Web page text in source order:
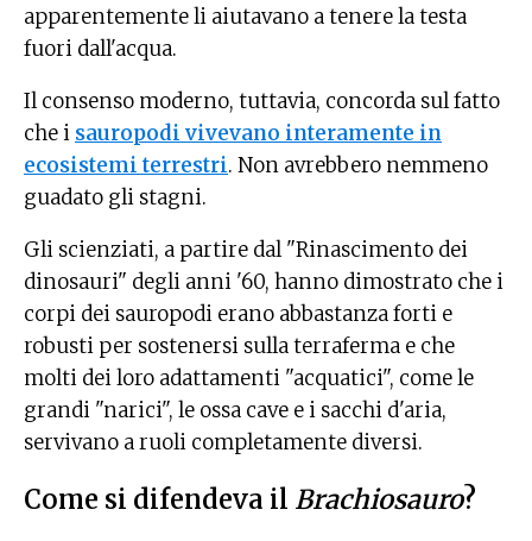
apparentemente li aiutavano a tenere la testa
fuori dall'acqua.
Il consenso moderno, tuttavia, concorda sul fatto
che i sauropodi vivevano interamente in
ecosistemi terrestri. Non avrebbero nemmeno
guadato gli stagni.
Gli scienziati, a partire dal "Rinascimento dei
dinosauri" degli anni '60, hanno dimostrato che i
corpi dei sauropodi erano abbastanza forti e
robusti per sostenersi sulla terraferma e che
molti dei loro adattamenti "acquatici", come le
grandi "narici", le ossa cave e i sacchi d'aria,
servivano a ruoli completamente diversi.
Come si difendeva il Brachiosauro?